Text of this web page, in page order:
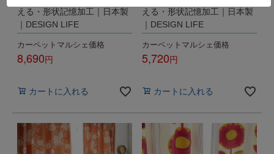
える・形状記憶加工｜日本製
｜DESIGN LIFE
カーペットマルシェ価格
8,690
カートに入れる
える・形状記憶加工｜日本製
｜DESIGN LIFE
カーペットマルシェ価格
5,720
カートに入れる